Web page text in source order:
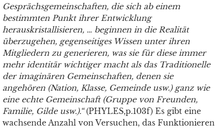
Gesprächsgemeinschaften, die sich ab einem
bestimmten Punkt ihrer Entwicklung
herauskristallisieren, … beginnen in die Realität
überzugehen, gegenseitiges Wissen unter ihren
Mitgliedern zu generieren, was sie für diese immer
mehr identitär wichtiger macht als das Traditionelle
der imaginären Gemeinschaften, denen sie
angehören (Nation, Klasse, Gemeinde usw.) ganz wie
eine echte Gemeinschaft (Gruppe von Freunden,
Familie, Gilde usw.).“(PHYLES,p.103f) Es gibt eine
wachsende Anzahl von Versuchen, das Funktionieren